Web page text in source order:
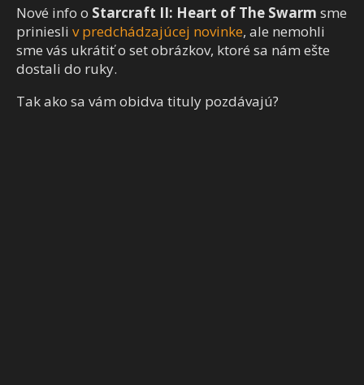
Nové info o Starcraft II: Heart of The Swarm sme
priniesli v predchádzajúcej novinke, ale nemohli
sme vás ukrátiť o set obrázkov, ktoré sa nám ešte
dostali do ruky.
Tak ako sa vám obidva tituly pozdávajú?